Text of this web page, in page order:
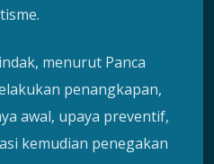
menurut Panca
penangkapan,
awal, upaya preventif,
kemudian penegakan